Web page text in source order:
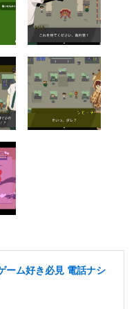
ーム好き必見 電話ナシ